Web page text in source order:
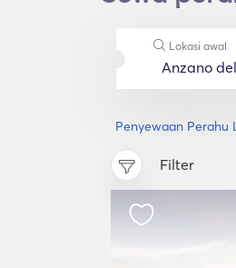
Penyewaan Perahu
Lokasi awal
Filter